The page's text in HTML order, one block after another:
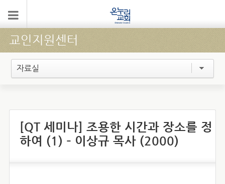
교인지원센터
자료실
[QT 세미나] 조용한 시간과 장소를 정
하여 (1) – 이상규 목사 (2000)